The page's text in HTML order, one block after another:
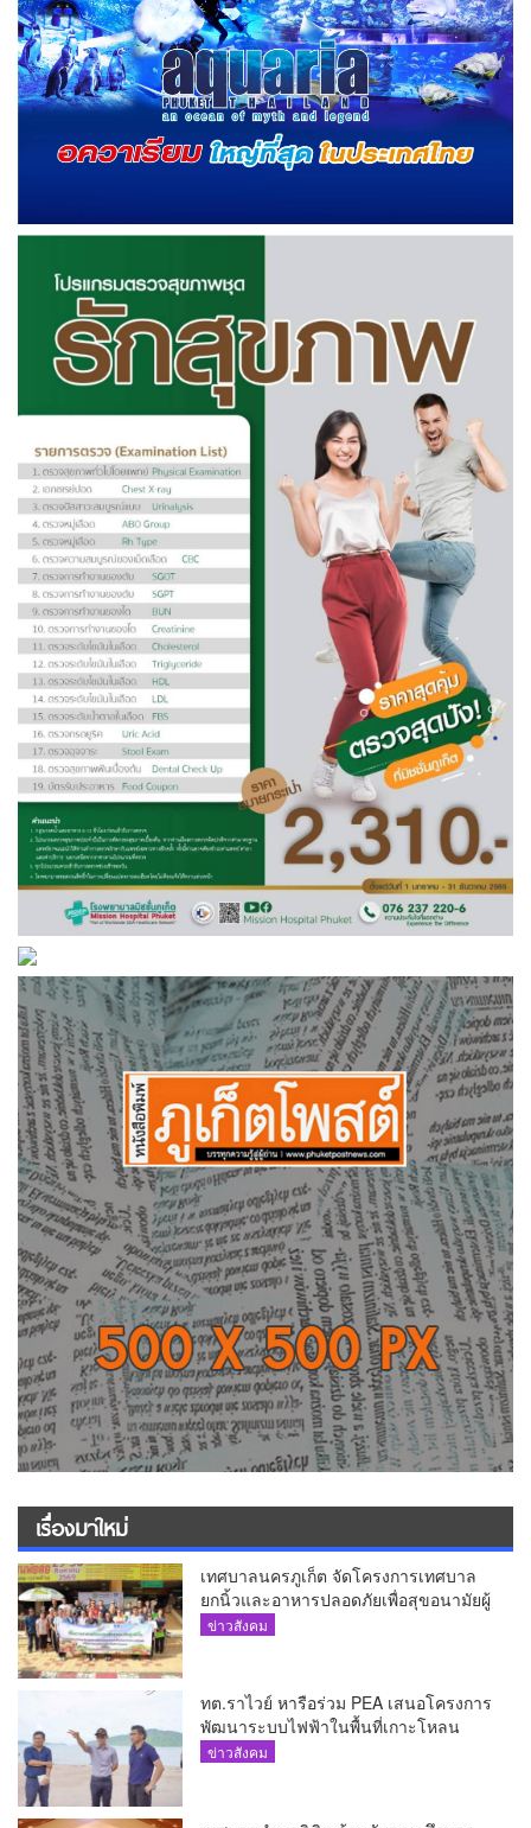
เรื่องมาใหม่
เทศบาลนครภูเก็ต จัดโครงการเทศบาล
ยกนิ้วและอาหารปลอดภัยเพื่อสุขอนามัยผู้
บริโภค
ข่าวสังคม
ทต.ราไวย์ หารือร่วม PEA เสนอโครงการ
พัฒนาระบบไฟฟ้าในพื้นที่เกาะโหลน
ข่าวสังคม